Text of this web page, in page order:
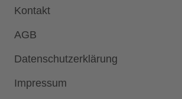
Kontakt
AGB
Datenschutzerklärung
Impressum